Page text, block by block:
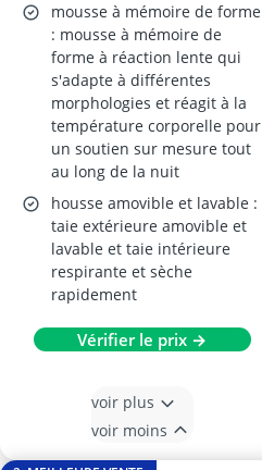
mousse à mémoire de forme
: mousse à mémoire de
forme à réaction lente qui
s'adapte à différentes
morphologies et réagit à la
température corporelle pour
un soutien sur mesure tout
au long de la nuit
housse amovible et lavable :
taie extérieure amovible et
lavable et taie intérieure
respirante et sèche
rapidement
Vérifier le prix →
voir plus
voir moins